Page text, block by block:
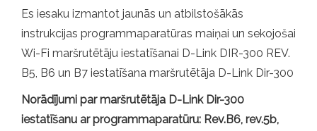
Es iesaku izmantot jaunās un atbilstošākās
instrukcijas programmaparatūras maiņai un sekojošai
Wi-Fi maršrutētāju iestatīšanai D-Link DIR-300 REV.
B5, B6 un B7 iestatīšana maršrutētāja D-Link Dir-300
Norādījumi par maršrutētāja D-Link Dir-300
iestatīšanu ar programmaparatūru: Rev.B6, rev.5b,